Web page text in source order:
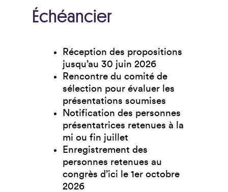
Échéancier
Réception des propositions
jusqu’au 30 juin 2026
Rencontre du comité de
sélection pour évaluer les
présentations soumises
Notification des personnes
présentatrices retenues à la
mi ou fin juillet
Enregistrement des
personnes retenues au
congrès d’ici le 1er octobre
2026